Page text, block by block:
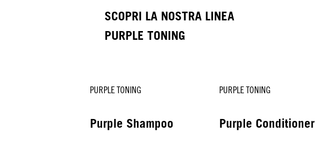
SCOPRI LA NOSTRA LINEA
PURPLE TONING
PURPLE TONING
Purple Shampoo
PURPLE TONING
Purple Conditioner